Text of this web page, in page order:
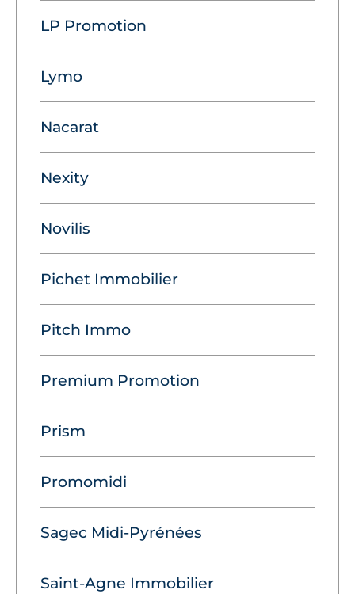
LP Promotion
Lymo
Nacarat
Nexity
Novilis
Pichet Immobilier
Pitch Immo
Premium Promotion
Prism
Promomidi
Sagec Midi-Pyrénées
Saint-Agne Immobilier